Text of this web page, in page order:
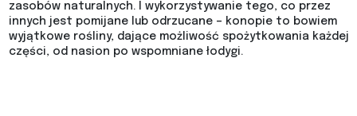
zasobów naturalnych. I wykorzystywanie tego, co przez
innych jest pomijane lub odrzucane – konopie to bowiem
wyjątkowe rośliny, dające możliwość spożytkowania każdej
części, od nasion po wspomniane łodygi.